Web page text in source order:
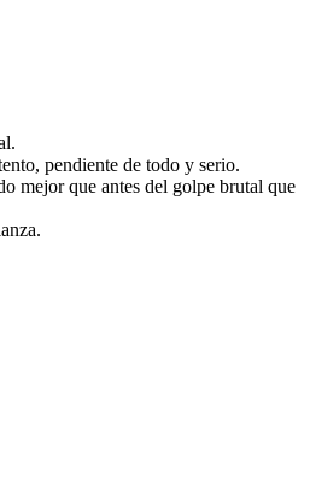
pendiente de todo y serio.
mejor que antes del golpe brutal que